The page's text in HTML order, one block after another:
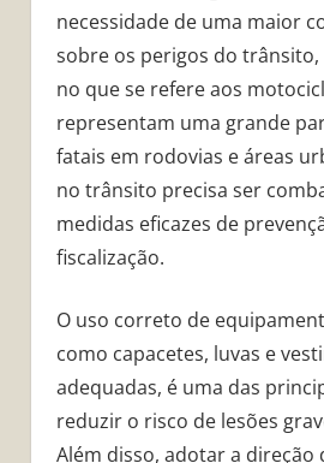
necessidade de uma maior
sobre os perigos do
no que se refere aos
representam uma grande
fatais em rodovias e áreas
no trânsito precisa ser
medidas eficazes de
fiscalização.
O uso correto de
como capacetes, luvas e
adequadas, é uma das
reduzir o risco de lesões
Além disso, adotar a direção